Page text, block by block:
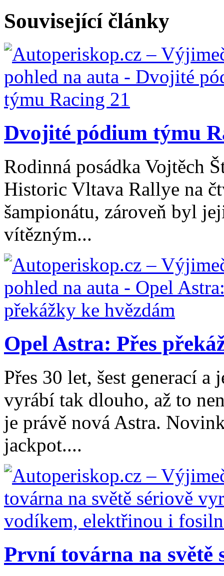
Související články
Dvojité pódium týmu
Rodinná posádka Vojtěch
Historic Vltava Rallye na
šampionátu, zároveň byl
vítězným...
Opel Astra: Přes
Přes 30 let, šest generací a
vyrábí tak dlouho, až to
je právě nová Astra.
jackpot....
První továrna na světě